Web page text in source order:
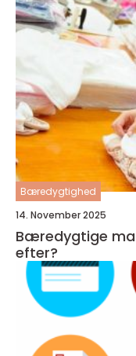
Bæredygtighed
14. November 2025
Bæredygtige
efter?